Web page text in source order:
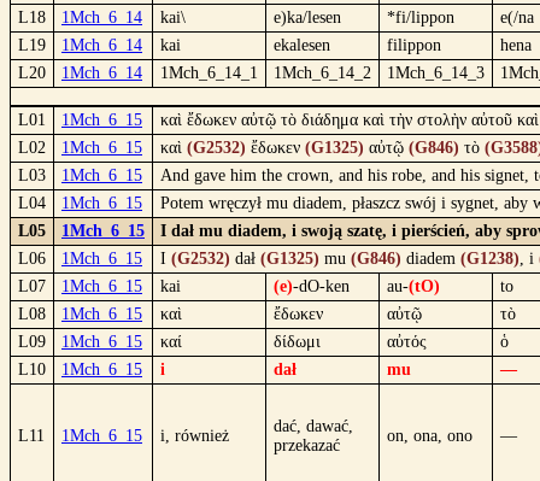
L18
1Mch_6_14 kai\ e)ka/lesen *fi/lippon
e(/na
L19
1Mch_6_14 kai ekalesen filippon
hena
L20
1Mch_6_14 1Mch_6_14_1 1Mch_6_14_2 1Mch_6_14_3
L01 1Mch_6_15
καὶ ἔδωκεν αὐτῷ τὸ διάδημα καὶ τὴν στολὴν αὐτοῦ
L02
1Mch_6_15 καὶ (G2532) ἔδωκεν (G1325) αὐτῷ (G846) τὸ
L03
1Mch_6_15
And gave him the crown, and his robe, and his
L04
1Mch_6_15
Potem wręczył mu diadem, płaszcz swój i sygnet,
L05
1Mch_6_15
I dał mu diadem, i swoją szatę, i pierścień, aby
L06
1Mch_6_15 I (G2532) dał (G1325) mu (G846) diadem (G1238), i
L07
1Mch_6_15 kai (e)-dO-ken au-(tO)
to
L08
1Mch_6_15 καὶ ἔδωκεν αὐτῷ
τὸ
L09
1Mch_6_15 καί δίδωμι αὐτός
ὁ
L10
1Mch_6_15 i dał mu —
L11 1Mch_6_15 i, również
dać, dawać,
przekazać
on, ona, ono —